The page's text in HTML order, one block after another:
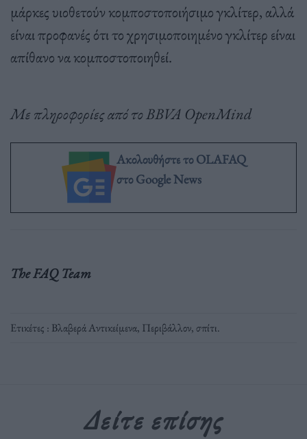
μάρκες υιοθετούν κομποστοποιήσιμο γκλίτερ, αλλά
είναι προφανές ότι το χρησιμοποιημένο γκλίτερ είναι
απίθανο να κομποστοποιηθεί.
Με πληροφορίες από το BBVA OpenMind
Ακολουθήστε το OLAFAQ
στο Google News
The FAQ Team
Ετικέτες : Βλαβερά Αντικείμενα, Περιβάλλον,σπίτι.
Δείτε επίσης